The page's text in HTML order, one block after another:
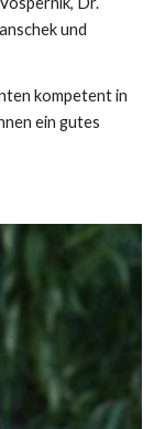
und
kompetent in
ein gutes